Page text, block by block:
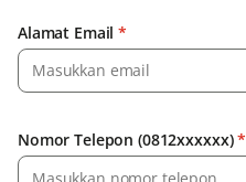
Alamat Email *
Nomor Telepon (0812xxxxxx)*